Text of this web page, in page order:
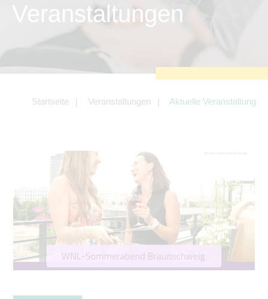
Veranstaltungen
Startseite Veranstaltungen Aktuelle Veranstaltung
Tracking- und Targeting-Cookies
Angebotes einschließlich der
Angeboten von z.B. Facebook und
LinkedIn.
eingebettete Videos abspielen zu
können.